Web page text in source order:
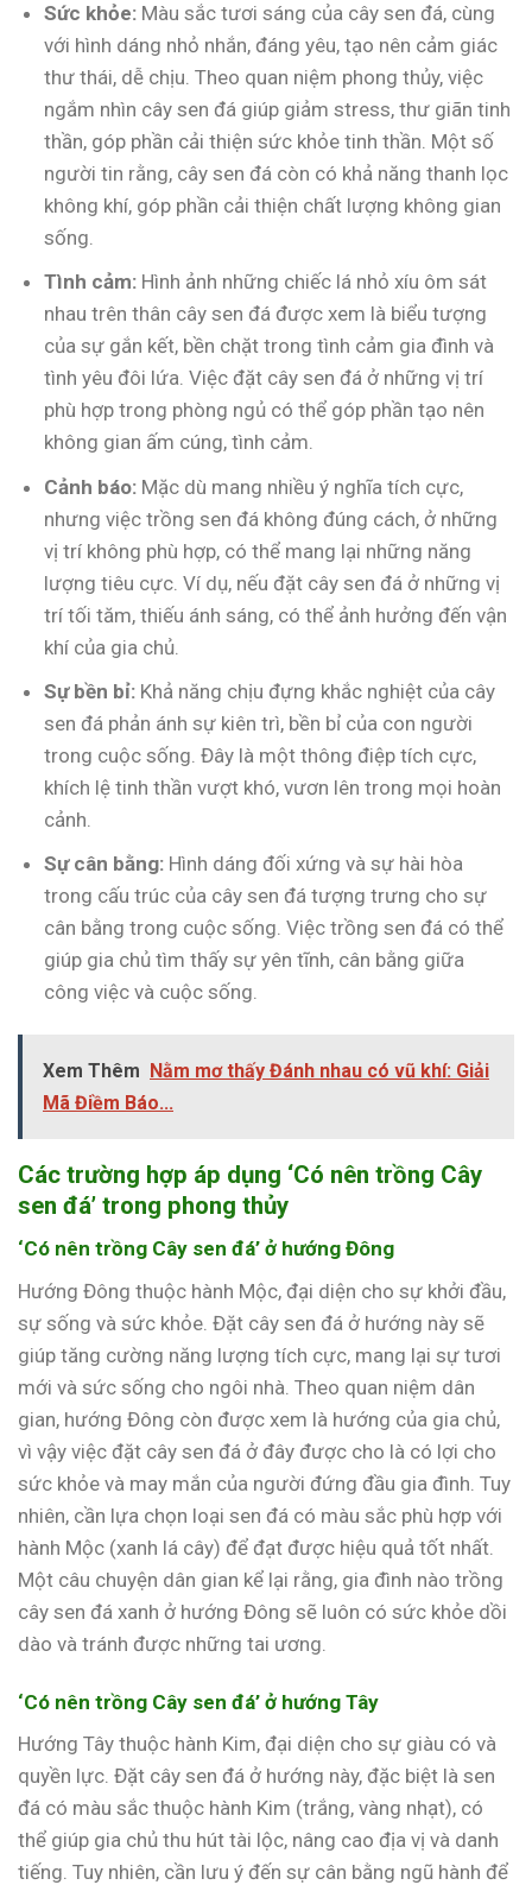
Sức khỏe: Màu sắc tươi sáng của cây sen đá, cùng
với hình dáng nhỏ nhắn, đáng yêu, tạo nên cảm giác
thư thái, dễ chịu. Theo quan niệm phong thủy, việc
ngắm nhìn cây sen đá giúp giảm stress, thư giãn tinh
thần, góp phần cải thiện sức khỏe tinh thần. Một số
người tin rằng, cây sen đá còn có khả năng thanh lọc
không khí, góp phần cải thiện chất lượng không gian
sống.
Tình cảm: Hình ảnh những chiếc lá nhỏ xíu ôm sát
nhau trên thân cây sen đá được xem là biểu tượng
của sự gắn kết, bền chặt trong tình cảm gia đình và
tình yêu đôi lứa. Việc đặt cây sen đá ở những vị trí
phù hợp trong phòng ngủ có thể góp phần tạo nên
không gian ấm cúng, tình cảm.
Cảnh báo: Mặc dù mang nhiều ý nghĩa tích cực,
nhưng việc trồng sen đá không đúng cách, ở những
vị trí không phù hợp, có thể mang lại những năng
lượng tiêu cực. Ví dụ, nếu đặt cây sen đá ở những vị
trí tối tăm, thiếu ánh sáng, có thể ảnh hưởng đến vận
khí của gia chủ.
Sự bền bỉ: Khả năng chịu đựng khắc nghiệt của cây
sen đá phản ánh sự kiên trì, bền bỉ của con người
trong cuộc sống. Đây là một thông điệp tích cực,
khích lệ tinh thần vượt khó, vươn lên trong mọi hoàn
cảnh.
Sự cân bằng: Hình dáng đối xứng và sự hài hòa
trong cấu trúc của cây sen đá tượng trưng cho sự
cân bằng trong cuộc sống. Việc trồng sen đá có thể
giúp gia chủ tìm thấy sự yên tĩnh, cân bằng giữa
công việc và cuộc sống.
Xem Thêm Nằm mơ thấy Đánh nhau có vũ khí: Giải
Mã Điềm Báo...
Các trường hợp áp dụng ‘Có nên trồng Cây
sen đá’ trong phong thủy
‘Có nên trồng Cây sen đá’ ở hướng Đông
Hướng Đông thuộc hành Mộc, đại diện cho sự khởi đầu,
sự sống và sức khỏe. Đặt cây sen đá ở hướng này sẽ
giúp tăng cường năng lượng tích cực, mang lại sự tươi
mới và sức sống cho ngôi nhà. Theo quan niệm dân
gian, hướng Đông còn được xem là hướng của gia chủ,
vì vậy việc đặt cây sen đá ở đây được cho là có lợi cho
sức khỏe và may mắn của người đứng đầu gia đình. Tuy
nhiên, cần lựa chọn loại sen đá có màu sắc phù hợp với
hành Mộc (xanh lá cây) để đạt được hiệu quả tốt nhất.
Một câu chuyện dân gian kể lại rằng, gia đình nào trồng
cây sen đá xanh ở hướng Đông sẽ luôn có sức khỏe dồi
dào và tránh được những tai ương.
‘Có nên trồng Cây sen đá’ ở hướng Tây
Hướng Tây thuộc hành Kim, đại diện cho sự giàu có và
quyền lực. Đặt cây sen đá ở hướng này, đặc biệt là sen
đá có màu sắc thuộc hành Kim (trắng, vàng nhạt), có
thể giúp gia chủ thu hút tài lộc, nâng cao địa vị và danh
tiếng. Tuy nhiên, cần lưu ý đến sự cân bằng ngũ hành để